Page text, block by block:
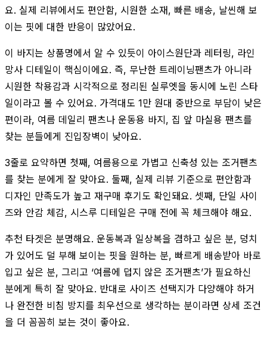
요. 실제 리뷰에서도 편안함, 시원한 소재, 빠른 배송, 날씬해 보
이는 핏에 대한 반응이 많았어요.
이 바지는 상품명에서 알 수 있듯이 아이스원단과 레터링, 라인
망사 디테일이 핵심이에요. 즉, 무난한 트레이닝팬츠가 아니라
시원한 착용감과 시각적으로 정리된 실루엣을 동시에 노린 스타
일이라고 볼 수 있어요. 가격대도 1만 원대 중반으로 부담이 낮은
편이라, 여름 데일리 팬츠나 운동용 바지, 집 앞 마실용 팬츠를
찾는 분들에게 진입장벽이 낮아요.
3줄로 요약하면 첫째, 여름용으로 가볍고 신축성 있는 조거팬츠
를 찾는 분에게 잘 맞아요. 둘째, 실제 리뷰 기준으로 편안함과
디자인 만족도가 높고 재구매 후기도 확인돼요. 셋째, 단일 사이
즈와 안감 체감, 시스루 디테일은 구매 전에 꼭 체크해야 해요.
추천 타겟은 분명해요. 운동복과 일상복을 겸하고 싶은 분, 덩치
가 있어도 덜 부해 보이는 핏을 원하는 분, 빠르게 배송받아 바로
입고 싶은 분, 그리고 ‘여름에 덥지 않은 조거팬츠’가 필요하신
분에게 특히 잘 맞아요. 반대로 사이즈 선택지가 다양해야 하거
나 완전한 비침 방지를 최우선으로 생각하는 분이라면 상세 조건
을 더 꼼꼼히 보는 것이 좋아요.